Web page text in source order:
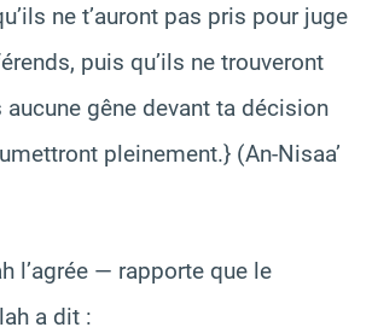
ne t’auront pas pris pour juge
puis qu’ils ne trouveront
aucune gêne devant ta décision
pleinement.} (An-Nisaa’
l’agrée — rapporte que le
a dit :